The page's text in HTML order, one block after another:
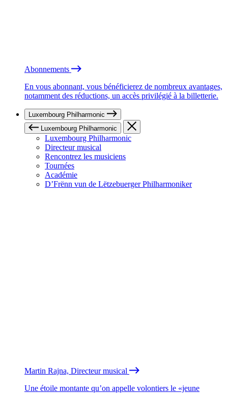
Abonnements
En vous abonnant, vous bénéficierez de nombreux avantages,
notamment des réductions, un accès privilégié à la billetterie.
Luxembourg Philharmonic
Luxembourg Philharmonic
Luxembourg Philharmonic
Directeur musical
Rencontrez les musiciens
Tournées
Académie
D’Frënn vun de Lëtzebuerger Philharmoniker
Martin Rajna, Directeur musical
Une étoile montante qu’on appelle volontiers le «jeune